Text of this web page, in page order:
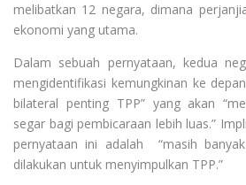
melibatkan 12 negara, dimana
ekonomi yang utama.
Dalam sebuah pernyataan, kedua
mengidentifikasi kemungkinan ke
bilateral penting TPP” yang akan
segar bagi pembicaraan lebih luas.”
pernyataan ini adalah “masih
dilakukan untuk menyimpulkan TPP.”